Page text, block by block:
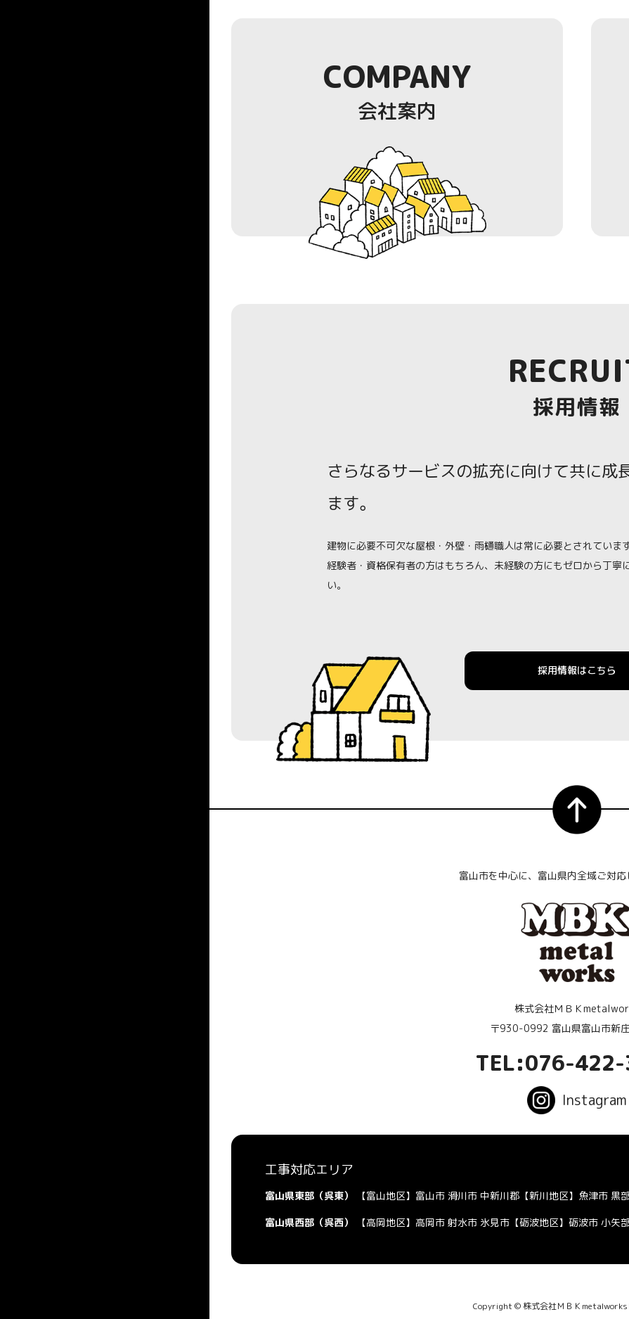
COMPANY
会社案内
採用情報
さらなるサービスの拡充に向けて共に成
ます。
建物に必要不可欠な屋根・外壁・雨樋職人は常に必要とされています
経験者・資格保有者の方はもちろん、未経験の方にもゼロから丁寧
い。
採用情報はこちら
富山市を中心に、富山県内全域ご対応
株式会社ＭＢＫ
〒930-0992 富山県富山市新
TEL:076-
Instagram
工事対応エリア
富山県東部（呉東）
【富山地区】富山市 滑川市 中新川郡【新川地区】魚津市 黒
富山県西部（呉西）
【高岡地区】高岡市 射水市 氷見市【砺波地区】砺波市 小矢
Copyright © 株式会社ＭＢＫmetalworks